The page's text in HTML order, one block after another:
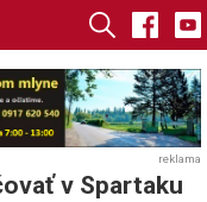
reklama
v Spartaku